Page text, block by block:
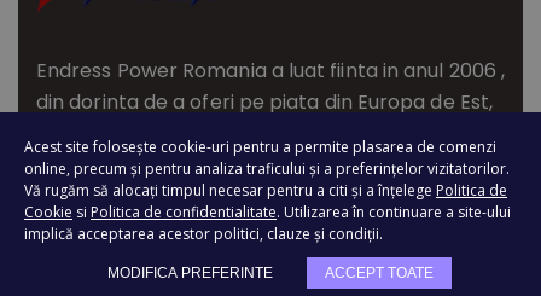
Acest site folosește cookie-uri pentru a permite plasarea de comenzi
online, precum și pentru analiza traficului și a preferințelor vizitatorilor.
Vă rugăm să alocați timpul necesar pentru a citi și a înțelege Politica de
Cookie si Politica de confidentialitate. Utilizarea în continuare a site-ului
implică acceptarea acestor politici, clauze și condiții.
MODIFICA PREFERINTE ACCEPT TOATE
Endress Power Romania a luat fiinta in anul 2006 ,
din dorinta de a oferi pe piata din Europa de Est,
utilaje si masini pentru industrie si constructii de
cea mai buna calitate.